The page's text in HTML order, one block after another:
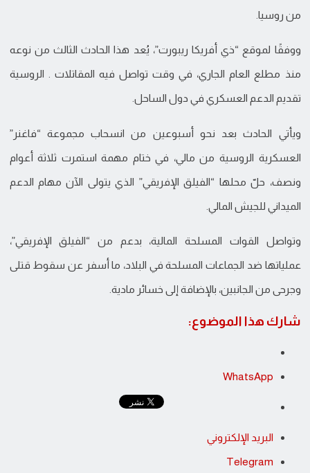
من روسيا.
ووفقًا لموقع “ذي أفريكا ريبورت”، يُعد هذا الحادث الثالث من نوعه
منذ مطلع العام الجاري، في وقت تواصل فيه المقاتلات . الروسية
تقديم الدعم العسكري في دول الساحل.
ويأتي الحادث بعد نحو أسبوعين من انسحاب مجموعة “فاغنر”
العسكرية الروسية من مالي، في ختام مهمة استمرت ثلاثة أعوام
ونصف، حلّ محلها “الفيلق الإفريقي” الذي يتولى الآن مهام الدعم
الميداني للجيش المالي.
وتواصل القوات المسلحة المالية، بدعم من “الفيلق الإفريقي”،
عملياتها ضد الجماعات المسلحة في البلاد، ما أسفر عن سقوط قتلى
وجرحى من الجانبين، بالإضافة إلى خسائر مادية.
شارك هذا الموضوع:
WhatsApp
البريد الإلكتروني
Telegram